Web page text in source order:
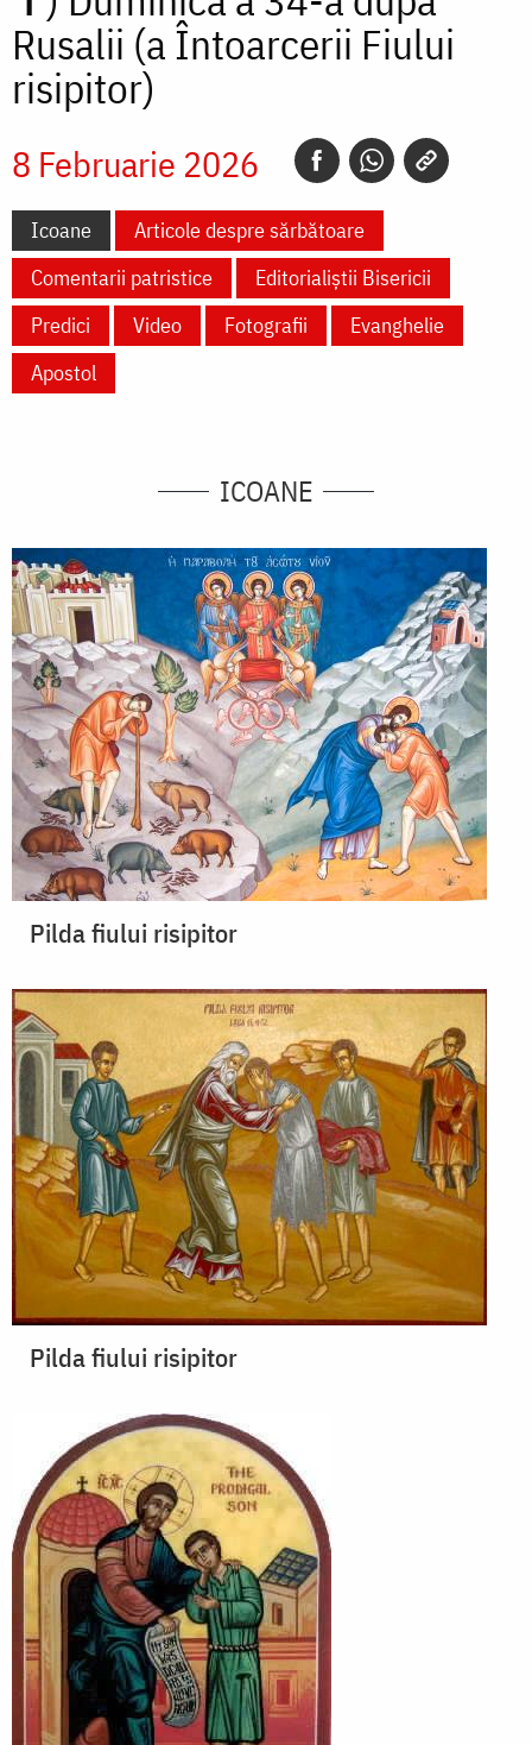
Rusalii (a Întoarcerii Fiului
risipitor)
8 Februarie 2026
Icoane
Articole despre sărbătoare
Comentarii patristice
Editorialiștii Bisericii
Predici
Video Fotografii
Evanghelie
Apostol
ICOANE
Pilda fiului risipitor
Pilda fiului risipitor